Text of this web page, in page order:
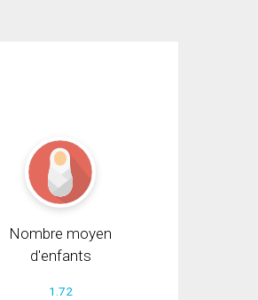
Nombre moyen
d'enfants
1.72